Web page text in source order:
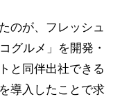
のが、フレッシュ
グルメ」を開発・
と同伴出社できる
導入したことで求